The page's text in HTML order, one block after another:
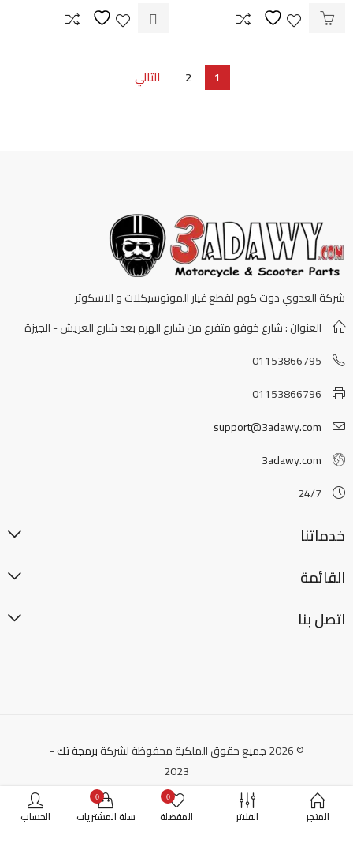
1
2 التالي
شركة العدوي دوت كوم لقطع غيار الموتوسيكلات و الاسكوتر
العنوان : شارع خوفو متفرع من شارع الهرم بعد شارع العريش - الجيزة
01153866795
01153866796
support@3adawy.com
3adawy.com
24/7
خدماتنا
القائمة
اتصل بنا
© 2026 جميع حقوق الملكية محفوظة لشركة برمجة تك-
2023
المتجر الفلاتر
0
المفضلة
0
سلة المشتريات الحساب